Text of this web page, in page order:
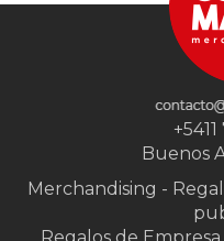
Buenos
Merchandising -